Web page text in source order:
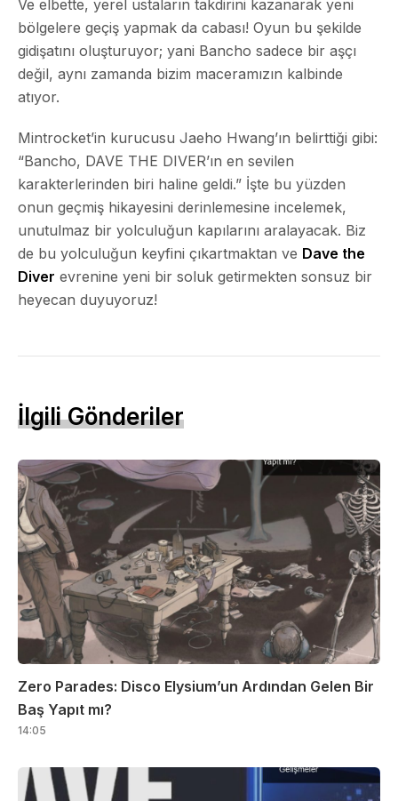
Ve elbette, yerel ustaların takdirini kazanarak yeni
bölgelere geçiş yapmak da cabası! Oyun bu şekilde
gidişatını oluşturuyor; yani Bancho sadece bir aşçı
değil, aynı zamanda bizim maceramızın kalbinde
atıyor.
Mintrocket’in kurucusu Jaeho Hwang’ın belirttiği gibi:
“Bancho, DAVE THE DIVER’ın en sevilen
karakterlerinden biri haline geldi.” İşte bu yüzden
onun geçmiş hikayesini derinlemesine incelemek,
unutulmaz bir yolculuğun kapılarını aralayacak. Biz
de bu yolculuğun keyfini çıkartmaktan ve Dave the
Diver evrenine yeni bir soluk getirmekten sonsuz bir
heyecan duyuyoruz!
İlgili Gönderiler
Zero Parades: Disco Elysium’un Ardından Gelen Bir
Baş Yapıt mı?
14:05